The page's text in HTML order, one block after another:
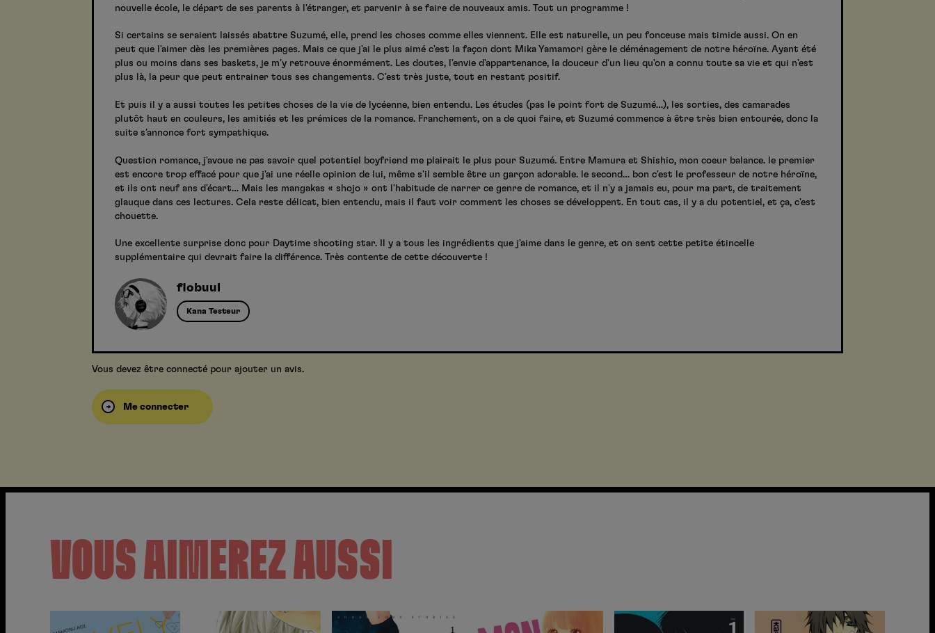
nouvelle école, le départ de ses parents à l'étranger, et parvenir à se faire de nouveaux amis. Tout un programme !
Si certains se seraient laissés abattre Suzumé, elle, prend les choses comme elles viennent. Elle est naturelle, un peu fonceuse mais timide aussi. On en
peut que l'aimer dès les premières pages. Mais ce que j'ai le plus aimé c'est la façon dont Mika Yamamori gère le déménagement de notre héroïne. Ayant été
plus ou moins dans ses baskets, je m'y retrouve énormément. Les doutes, l'envie d'appartenance, la douceur d'un lieu qu'on a connu toute sa vie et qui n'est
plus là, la peur que peut entrainer tous ses changements. C'est très juste, tout en restant positif.
Et puis il y a aussi toutes les petites choses de la vie de lycéenne, bien entendu. Les études (pas le point fort de Suzumé…), les sorties, des camarades
plutôt haut en couleurs, les amitiés et les prémices de la romance. Franchement, on a de quoi faire, et Suzumé commence à être très bien entourée, donc la
suite s'annonce fort sympathique.
Question romance, j'avoue ne pas savoir quel potentiel boyfriend me plairait le plus pour Suzumé. Entre Mamura et Shishio, mon coeur balance. le premier
est encore trop effacé pour que j'ai une réelle opinion de lui, même s'il semble être un garçon adorable. le second… bon c'est le professeur de notre héroïne,
et ils ont neuf ans d'écart… Mais les mangakas « shojo » ont l'habitude de narrer ce genre de romance, et il n'y a jamais eu, pour ma part, de traitement
glauque dans ces lectures. Cela reste délicat, bien entendu, mais il faut voir comment les choses se développent. En tout cas, il y a du potentiel, et ça, c'est
chouette.
Une excellente surprise donc pour Daytime shooting star. Il y a tous les ingrédients que j'aime dans le genre, et on sent cette petite étincelle
supplémentaire qui devrait faire la différence. Très contente de cette découverte !
flobuul
Kana Testeur
Vous devez être connecté pour ajouter un avis.
Me connecter
VOUS AIMEREZ AUSSI